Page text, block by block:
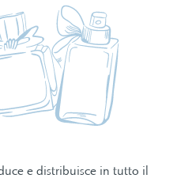
e distribuisce in tutto il